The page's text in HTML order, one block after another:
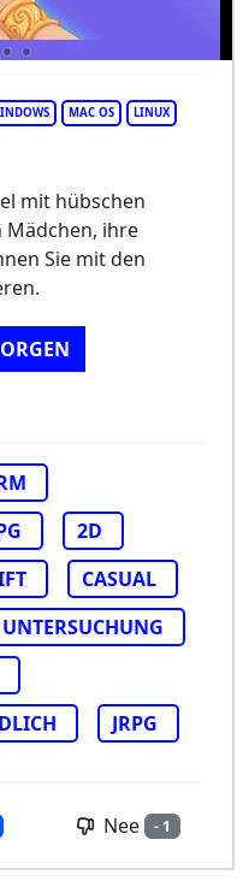
MAC OS LINUX
mit hübschen
Mädchen, ihre
Sie mit den
2D
CASUAL
UNTERSUCHUNG
JRPG
Nee - 1